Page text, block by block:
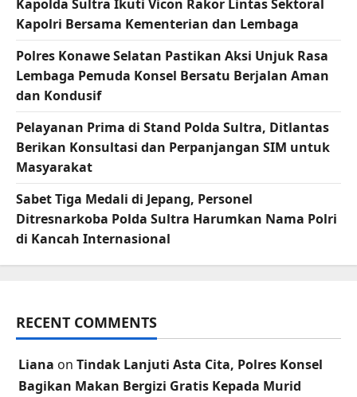
Kapolda Sultra Ikuti Vicon Rakor Lintas Sektoral
Kapolri Bersama Kementerian dan Lembaga
Polres Konawe Selatan Pastikan Aksi Unjuk Rasa
Lembaga Pemuda Konsel Bersatu Berjalan Aman
dan Kondusif
Pelayanan Prima di Stand Polda Sultra, Ditlantas
Berikan Konsultasi dan Perpanjangan SIM untuk
Masyarakat
Sabet Tiga Medali di Jepang, Personel
Ditresnarkoba Polda Sultra Harumkan Nama Polri
di Kancah Internasional
RECENT COMMENTS
Liana on Tindak Lanjuti Asta Cita, Polres Konsel
Bagikan Makan Bergizi Gratis Kepada Murid